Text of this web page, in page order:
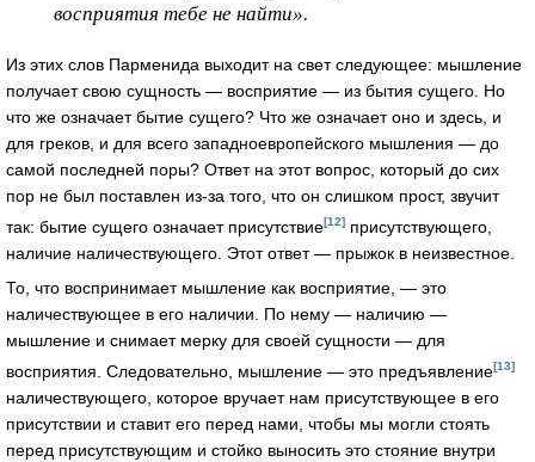
восприятия тебе не найти».
Из этих слов Парменида выходит на свет следующее: мышление
получает свою сущность — восприятие — из бытия сущего. Но
что же означает бытие сущего? Что же означает оно и здесь, и
для греков, и для всего западноевропейского мышления — до
самой последней поры? Ответ на этот вопрос, который до сих
пор не был поставлен из-за того, что он слишком прост, звучит
так: бытие сущего означает присутствие[12] присутствующего,
наличие наличествующего. Этот ответ — прыжок в неизвестное.
То, что воспринимает мышление как восприятие, — это
наличествующее в его наличии. По нему — наличию —
мышление и снимает мерку для своей сущности — для
восприятия. Следовательно, мышление — это предъявление[13]
наличествующего, которое вручает нам присутствующее в его
присутствии и ставит его перед нами, чтобы мы могли стоять
перед присутствующим и стойко выносить это стояние внутри